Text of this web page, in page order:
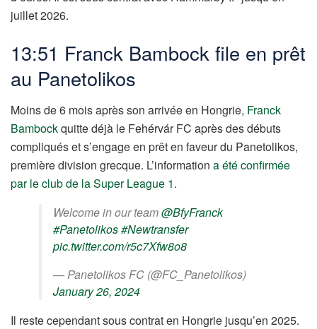
juillet 2026.
13:51 Franck Bambock file en prêt
au Panetolikos
Moins de 6 mois après son arrivée en Hongrie, Franck
Bambockquitte déjà le Fehérvár FC après des débuts
compliqués et s’engage en prêt en faveur du Panetolikos,
première division grecque. L’information a été confirmée
par le club de laSuper League 1.
Welcome in our team@BfyFranck
#Panetolikos#Newtransfer
pic.twitter.com/r5c7Xfw8o8
— Panetolikos FC (@FC_Panetolikos)
January 26, 2024
Il reste cependant sous contrat en Hongrie jusqu’en 2025.